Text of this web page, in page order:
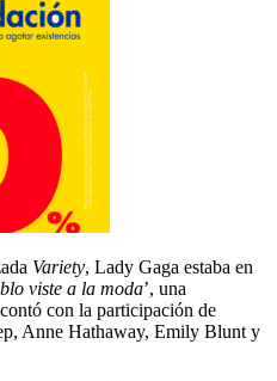
Variety, Lady Gaga estaba en
viste a la moda’, una
con la participación de
Anne Hathaway, Emily Blunt y